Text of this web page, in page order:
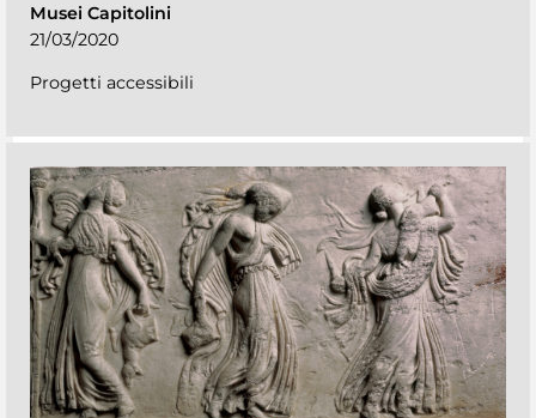
Musei Capitolini
21/03/2020
Progetti accessibili